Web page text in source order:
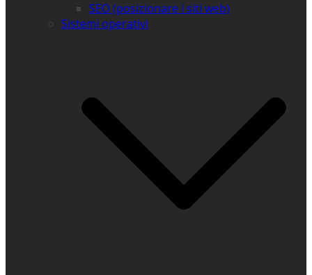
SEO (posizionare i siti web)
Sistemi operativi